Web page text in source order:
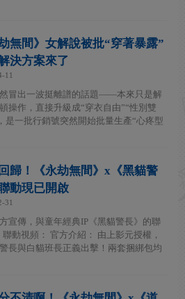
劫無間》女解說被批“穿著暴露”
決方案來了
11
冒出一波挺離譜的話題——本來只是解
操作，直接升級成“穿衣自由”“性別雙
是一批行銷號突然開始批量生產“心疼型
歸！《永劫無間》x《黑貓警
動現已開啟
31
宣傳，與童年經典IP《黑貓警長》的聯
動視頻： 官方介紹： 由上影元授權，
長與白貓班長正義出擊！兩套捆綁包均